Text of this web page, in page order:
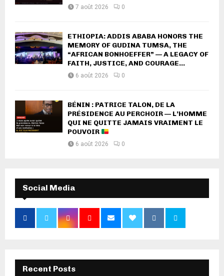
7 août 2026 0
ETHIOPIA: ADDIS ABABA HONORS THE
MEMORY OF GUDINA TUMSA, THE
“AFRICAN BONHOEFFER” — A LEGACY OF
FAITH, JUSTICE, AND COURAGE...
6 août 2026 0
BÉNIN : PATRICE TALON, DE LA
PRÉSIDENCE AU PERCHOIR — L’HOMME
QUI NE QUITTE JAMAIS VRAIMENT LE
POUVOIR
6 août 2026 0
Social Media
Recent Posts